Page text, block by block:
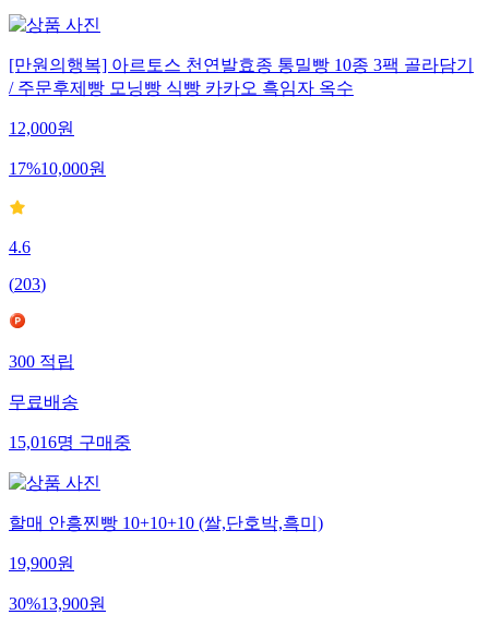
[만원의행복] 아르토스 천연발효종 통밀빵 10종 3팩 골라담기
/ 주문후제빵 모닝빵 식빵 카카오 흑임자 옥수
12,000원
17%10,000원
4.6
(203)
300 적립
무료배송
15,016명 구매중
할매 안흥찐빵 10+10+10 (쌀,단호박,흑미)
19,900원
30%13,900원